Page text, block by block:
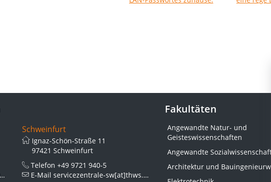
Schweinfurt
Ignaz-Schön-Straße 11
97421 Schweinfurt
Telefon +49 9721 940-5
E-Mail servicezentrale-sw[at]thws.de
Fakultäten
Angewandte Natur- und
Geisteswissenschaften
Angewandte
Architektur und